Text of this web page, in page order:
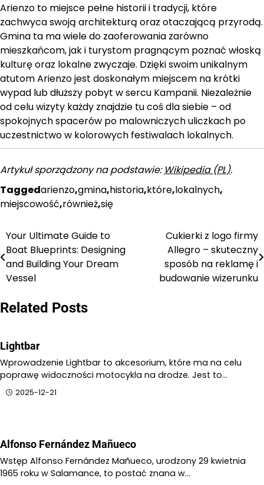
Arienzo to miejsce pełne historii i tradycji, które
zachwyca swoją architekturą oraz otaczającą przyrodą.
Gmina ta ma wiele do zaoferowania zarówno
mieszkańcom, jak i turystom pragnącym poznać włoską
kulturę oraz lokalne zwyczaje. Dzięki swoim unikalnym
atutom Arienzo jest doskonałym miejscem na krótki
wypad lub dłuższy pobyt w sercu Kampanii. Niezależnie
od celu wizyty każdy znajdzie tu coś dla siebie – od
spokojnych spacerów po malowniczych uliczkach po
uczestnictwo w kolorowych festiwalach lokalnych.
Artykuł sporządzony na podstawie: Wikipedia (PL).
Taggedarienzo,gmina,historia,które,lokalnych,
miejscowość,również,się
Nawigacja
wpisu
Your Ultimate Guide to
Boat Blueprints: Designing
and Building Your Dream
Vessel
Cukierki z logo firmy
Allegro – skuteczny
sposób na reklamę i
budowanie wizerunku
Related Posts
Lightbar
Wprowadzenie Lightbar to akcesorium, które ma na celu
poprawę widoczności motocykla na drodze. Jest to…
2025-12-21
Alfonso Fernández Mañueco
Wstęp Alfonso Fernández Mañueco, urodzony 29 kwietnia
1965 roku w Salamance, to postać znana w…